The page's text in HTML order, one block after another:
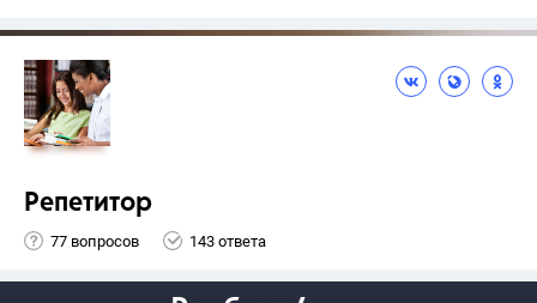
Репетитор
77 вопросов 143 ответа